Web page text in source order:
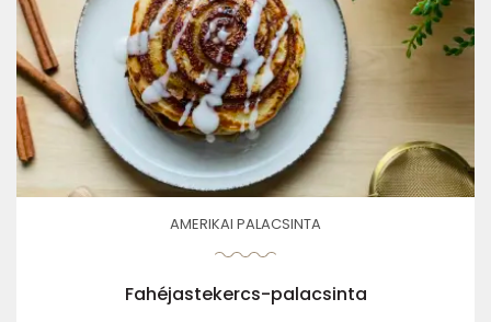
AMERIKAI PALACSINTA
Fahéjastekercs-palacsinta